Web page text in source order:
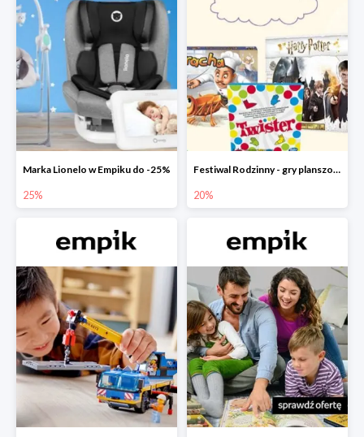
Marka Lionelo w Empiku do -25%
25%
Festiwal Rodzinny - gry planszowe w Empiku do -20%
20%